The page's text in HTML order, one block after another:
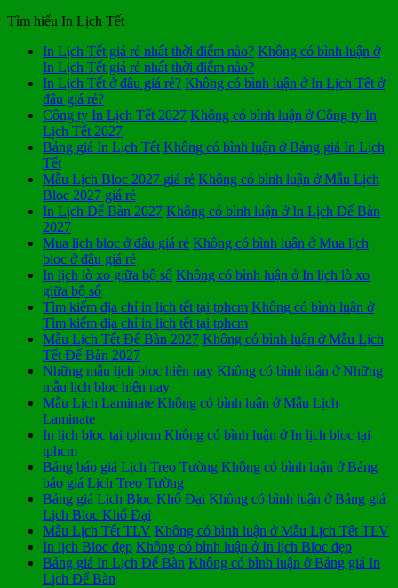
Tìm hiểu In Lịch Tết
In Lịch Tết giá rẻ nhất thời điểm nào? Không có bình luận ở
In Lịch Tết giá rẻ nhất thời điểm nào?
In Lịch Tết ở đâu giá rẻ? Không có bình luận ở In Lịch Tết ở
đâu giá rẻ?
Công ty In Lịch Tết 2027 Không có bình luận ở Công ty In
Lịch Tết 2027
Bảng giá In Lịch Tết Không có bình luận ở Bảng giá In Lịch
Tết
Mẫu Lịch Bloc 2027 giá rẻ Không có bình luận ở Mẫu Lịch
Bloc 2027 giá rẻ
In Lịch Để Bàn 2027 Không có bình luận ở In Lịch Để Bàn
2027
Mua lịch bloc ở đâu giá rẻ Không có bình luận ở Mua lịch
bloc ở đâu giá rẻ
In lịch lò xo giữa bộ số Không có bình luận ở In lịch lò xo
giữa bộ số
Tìm kiếm địa chỉ in lịch tết tại tphcm Không có bình luận ở
Tìm kiếm địa chỉ in lịch tết tại tphcm
Mẫu Lịch Tết Để Bàn 2027 Không có bình luận ở Mẫu Lịch
Tết Để Bàn 2027
Những mẫu lịch bloc hiện nay Không có bình luận ở Những
mẫu lịch bloc hiện nay
Mẫu Lịch Laminate Không có bình luận ở Mẫu Lịch
Laminate
In lịch bloc tại tphcm Không có bình luận ở In lịch bloc tại
tphcm
Bảng báo giá Lịch Treo Tường Không có bình luận ở Bảng
báo giá Lịch Treo Tường
Bảng giá Lịch Bloc Khổ Đại Không có bình luận ở Bảng giá
Lịch Bloc Khổ Đại
Mẫu Lịch Tết TLV Không có bình luận ở Mẫu Lịch Tết TLV
In lịch Bloc đẹp Không có bình luận ở In lịch Bloc đẹp
Bảng giá In Lịch Để Bàn Không có bình luận ở Bảng giá In
Lịch Để Bàn